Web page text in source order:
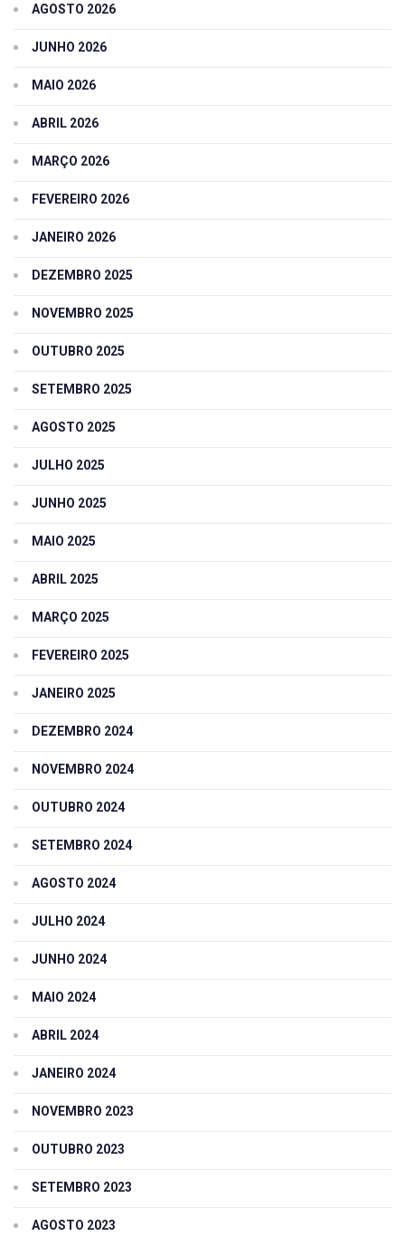
AGOSTO 2026
JUNHO 2026
MAIO 2026
ABRIL 2026
MARÇO 2026
FEVEREIRO 2026
JANEIRO 2026
DEZEMBRO 2025
NOVEMBRO 2025
OUTUBRO 2025
SETEMBRO 2025
AGOSTO 2025
JULHO 2025
JUNHO 2025
MAIO 2025
ABRIL 2025
MARÇO 2025
FEVEREIRO 2025
JANEIRO 2025
DEZEMBRO 2024
NOVEMBRO 2024
OUTUBRO 2024
SETEMBRO 2024
AGOSTO 2024
JULHO 2024
JUNHO 2024
MAIO 2024
ABRIL 2024
JANEIRO 2024
NOVEMBRO 2023
OUTUBRO 2023
SETEMBRO 2023
AGOSTO 2023